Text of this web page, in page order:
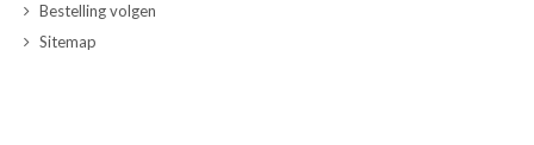
Bestelling volgen
Sitemap